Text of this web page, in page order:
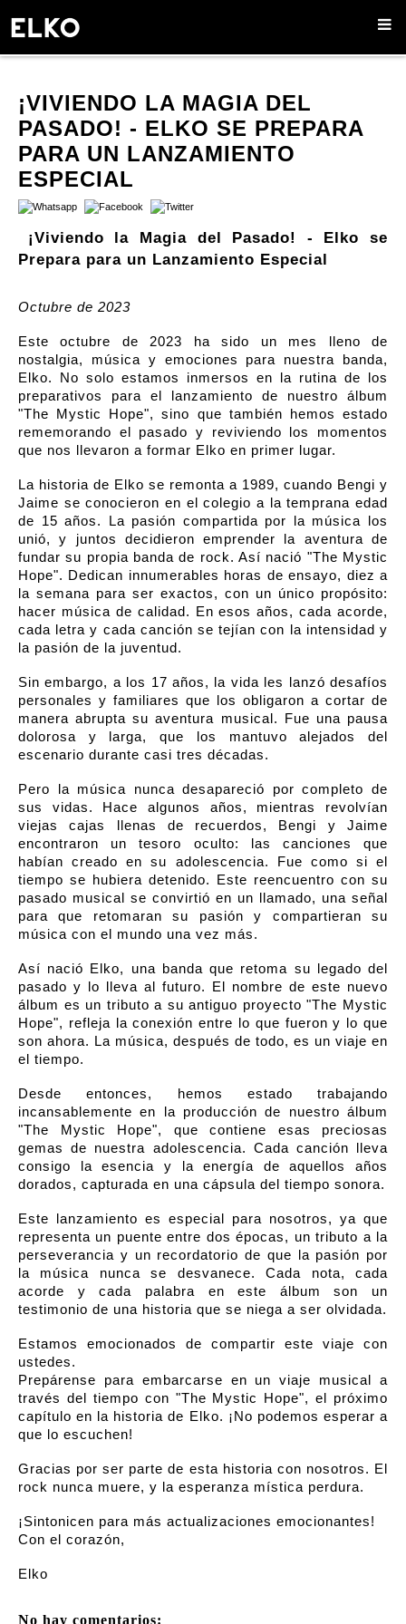
¡VIVIENDO LA MAGIA DEL
PASADO! - ELKO SE PREPARA
PARA UN LANZAMIENTO
ESPECIAL
¡Viviendo la Magia del Pasado! - Elko se
Prepara para un Lanzamiento Especial
Octubre de 2023
Este octubre de 2023 ha sido un mes lleno de
nostalgia, música y emociones para nuestra banda,
Elko. No solo estamos inmersos en la rutina de los
preparativos para el lanzamiento de nuestro álbum
"The Mystic Hope", sino que también hemos estado
rememorando el pasado y reviviendo los momentos
que nos llevaron a formar Elko en primer lugar.
La historia de Elko se remonta a 1989, cuando Bengi y
Jaime se conocieron en el colegio a la temprana edad
de 15 años. La pasión compartida por la música los
unió, y juntos decidieron emprender la aventura de
fundar su propia banda de rock. Así nació "The Mystic
Hope". Dedican innumerables horas de ensayo, diez a
la semana para ser exactos, con un único propósito:
hacer música de calidad. En esos años, cada acorde,
cada letra y cada canción se tejían con la intensidad y
la pasión de la juventud.
Sin embargo, a los 17 años, la vida les lanzó desafíos
personales y familiares que los obligaron a cortar de
manera abrupta su aventura musical. Fue una pausa
dolorosa y larga, que los mantuvo alejados del
escenario durante casi tres décadas.
Pero la música nunca desapareció por completo de
sus vidas. Hace algunos años, mientras revolvían
viejas cajas llenas de recuerdos, Bengi y Jaime
encontraron un tesoro oculto: las canciones que
habían creado en su adolescencia. Fue como si el
tiempo se hubiera detenido. Este reencuentro con su
pasado musical se convirtió en un llamado, una señal
para que retomaran su pasión y compartieran su
música con el mundo una vez más.
Así nació Elko, una banda que retoma su legado del
pasado y lo lleva al futuro. El nombre de este nuevo
álbum es un tributo a su antiguo proyecto "The Mystic
Hope", refleja la conexión entre lo que fueron y lo que
son ahora. La música, después de todo, es un viaje en
el tiempo.
Desde entonces, hemos estado trabajando
incansablemente en la producción de nuestro álbum
"The Mystic Hope", que contiene esas preciosas
gemas de nuestra adolescencia. Cada canción lleva
consigo la esencia y la energía de aquellos años
dorados, capturada en una cápsula del tiempo sonora.
Este lanzamiento es especial para nosotros, ya que
representa un puente entre dos épocas, un tributo a la
perseverancia y un recordatorio de que la pasión por
la música nunca se desvanece. Cada nota, cada
acorde y cada palabra en este álbum son un
testimonio de una historia que se niega a ser olvidada.
Estamos emocionados de compartir este viaje con
ustedes.
Prepárense para embarcarse en un viaje musical a
través del tiempo con "The Mystic Hope", el próximo
capítulo en la historia de Elko. ¡No podemos esperar a
que lo escuchen!
Gracias por ser parte de esta historia con nosotros. El
rock nunca muere, y la esperanza mística perdura.
¡Sintonicen para más actualizaciones emocionantes!
Con el corazón,
Elko
No hay comentarios: